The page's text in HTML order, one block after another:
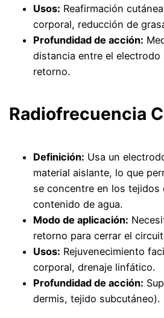
Usos: Reafirmación
corporal, reducción de
Profundidad de acción:
distancia entre el
retorno.
Radiofrecuencia
Definición: Usa un
material aislante, lo que
se concentre en los tejidos
contenido de agua.
Modo de aplicación:
retorno para cerrar el
Usos: Rejuvenecimiento
corporal, drenaje linfático.
Profundidad de acción:
dermis, tejido subcutáneo).